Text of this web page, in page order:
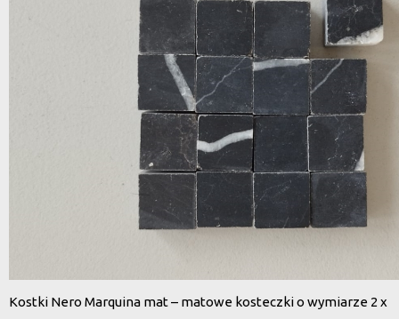
Kostki Nero Marquina mat – matowe kosteczki o wymiarze 2 x